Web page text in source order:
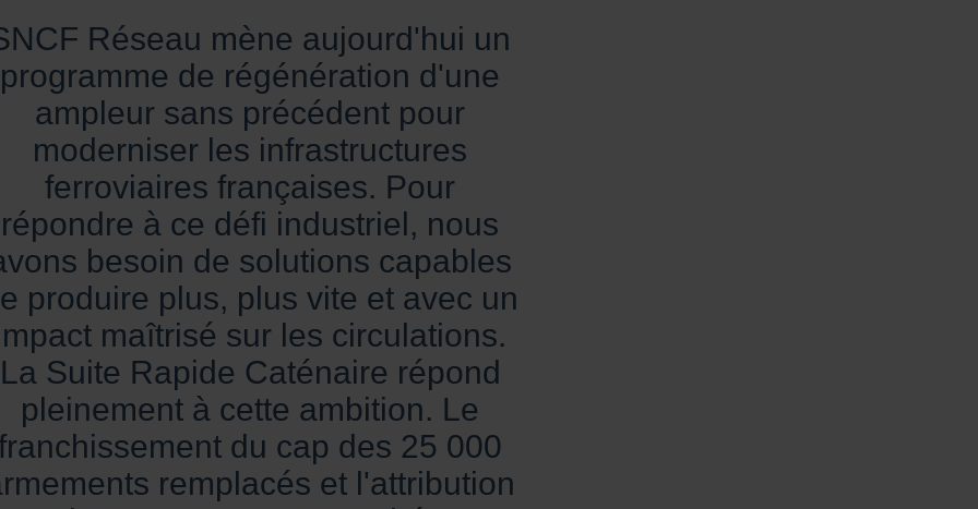
Réseau mène aujourd'hui un
programme de régénération d'une
ampleur sans précédent pour
moderniser les infrastructures
ferroviaires françaises. Pour
répondre à ce défi industriel, nous
besoin de solutions capables
produire plus, plus vite et avec un
maîtrisé sur les circulations.
La Suite Rapide Caténaire répond
pleinement à cette ambition. Le
du cap des 25 000
remplacés et l'attribution